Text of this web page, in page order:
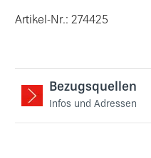
Artikel-Nr.: 274425
Bezugsquellen
Infos und Adressen